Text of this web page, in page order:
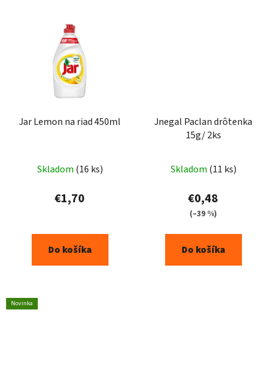
Jar Lemon na riad 450ml
Skladom (16 ks)
€1,70
Do košíka
Jnegal Paclan drôtenka
15g/ 2ks
Skladom (11 ks)
€0,48
(–39 %)
Do košíka
Novinka